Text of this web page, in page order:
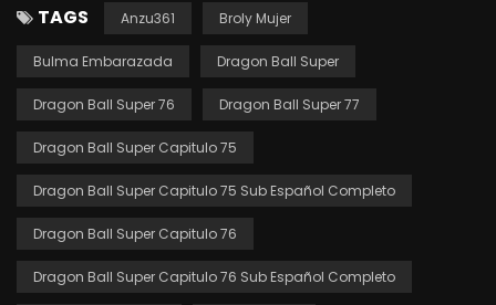
TAGS Anzu361 Broly Mujer
Bulma Embarazada Dragon Ball Super
Dragon Ball Super 76 Dragon Ball Super 77
Dragon Ball Super Capitulo 75
Dragon Ball Super Capitulo 75 Sub Español Completo
Dragon Ball Super Capitulo 76
Dragon Ball Super Capitulo 76 Sub Español Completo